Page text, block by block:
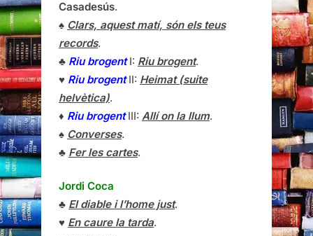
Casadesús.
♠ Clars, aquest matí, són els teus
records.
♣ Riu brogentI: Riu brogent.
♥ Riu brogentII: Heimat (suite
helvètica).
♦ Riu brogentIII: Allí on la llum.
♠ Converses.
♣ Fer les cartes.
Jordi Coca
♣ El diable i l’home just.
♥ En caure la tarda.